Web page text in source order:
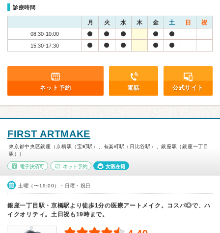
診療時間
月 火 水 木 金 土 日 祝
08:30-10:00
15:30-17:30
ネット予約 電話 公式サイト
FIRST ARTMAKE
東京都中央区銀座（京橋駅（宝町駅）、有楽町駅（日比谷駅）、銀座駅（銀座一丁目
駅））
電子決済可 ネット予約 女医在籍
土曜（〜19:00）・日曜・祝日
銀座一丁目駅・京橋駅より徒歩1分の医療アートメイク。コスパ◎で、ハ
イクオリティ。土日祝も19時まで。